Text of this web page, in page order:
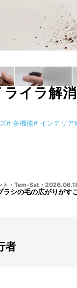
イラ解
# 多機能# インテリア
ト ・ Tem-Sat ・
ラシの毛の広がりがす
者